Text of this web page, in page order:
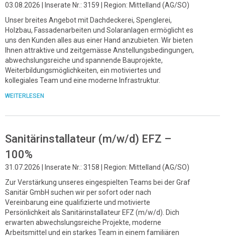
03.08.2026 | Inserate Nr.: 3159 | Region: Mittelland (AG/SO)
Unser breites Angebot mit Dachdeckerei, Spenglerei,
Holzbau, Fassadenarbeiten und Solaranlagen ermöglicht es
uns den Kunden alles aus einer Hand anzubieten. Wir bieten
Ihnen attraktive und zeitgemässe Anstellungsbedingungen,
abwechslungsreiche und spannende Bauprojekte,
Weiterbildungsmöglichkeiten, ein motiviertes und
kollegiales Team und eine moderne Infrastruktur.
WEITERLESEN
Sanitärinstallateur (m/w/d) EFZ –
100%
31.07.2026 | Inserate Nr.: 3158 | Region: Mittelland (AG/SO)
Zur Verstärkung unseres eingespielten Teams bei der Graf
Sanitär GmbH suchen wir per sofort oder nach
Vereinbarung eine qualifizierte und motivierte
Persönlichkeit als Sanitärinstallateur EFZ (m/w/d). Dich
erwarten abwechslungsreiche Projekte, moderne
Arbeitsmittel und ein starkes Team in einem familiären